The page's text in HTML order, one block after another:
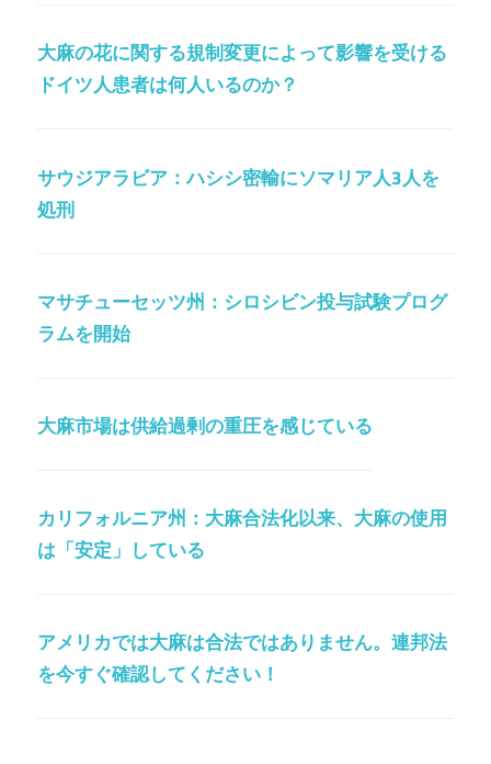
大麻の花に関する規制変更によって影響を受ける
ドイツ人患者は何人いるのか？
サウジアラビア：ハシシ密輸にソマリア人3人を
処刑
マサチューセッツ州：シロシビン投与試験プログ
ラムを開始
大麻市場は供給過剰の重圧を感じている
カリフォルニア州：大麻合法化以来、大麻の使用
は「安定」している
アメリカでは大麻は合法ではありません。連邦法
を今すぐ確認してください！